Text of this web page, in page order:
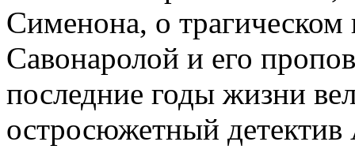
Сименона, о трагическом
Савонаролой и его
последние годы жизни
остросюжетный детектив